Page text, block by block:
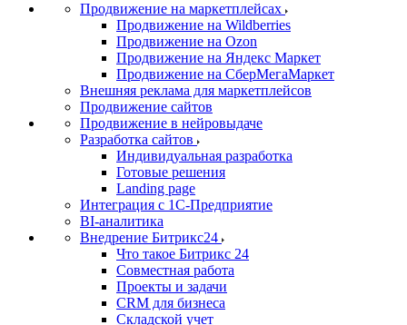
Продвижение на маркетплейсах
Продвижение на Wildberries
Продвижение на Ozon
Продвижение на Яндекс Маркет
Продвижение на СберМегаМаркет
Внешняя реклама для маркетплейсов
Продвижение сайтов
Продвижение в нейровыдаче
Разработка сайтов
Индивидуальная разработка
Готовые решения
Landing page
Интеграция с 1С-Предприятие
BI-аналитика
Внедрение Битрикс24
Что такое Битрикс 24
Совместная работа
Проекты и задачи
СRМ для бизнеса
Складской учет